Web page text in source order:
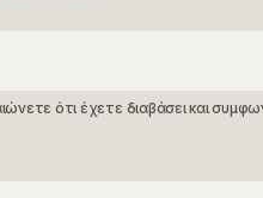
ότι έχετε διαβάσει και